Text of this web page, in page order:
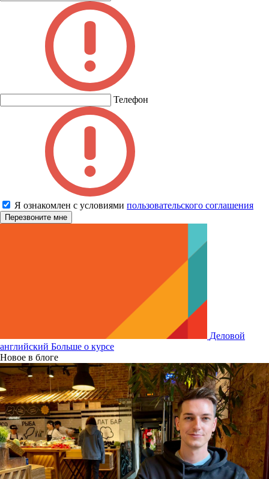
Телефон
Я ознакомлен с условиями пользовательского соглашения
Деловой
английский Больше о курсе
Новое в блоге